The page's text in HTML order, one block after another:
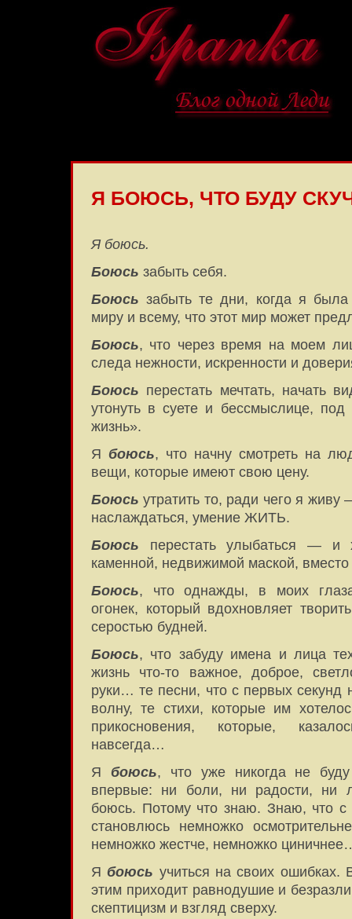
Я БОЮСЬ, ЧТО БУДУ
Я боюсь.
Боюсь забыть себя.
Боюсь забыть те дни, когда я была
миру и всему, что этот мир может
Боюсь, что через время на моем
следа нежности, искренности и
Боюсь перестать мечтать, начать
утонуть в суете и бессмыслице, под
жизнь».
Я боюсь, что начну смотреть на
вещи, которые имеют свою цену.
Боюсь утратить то, ради чего я живу
наслаждаться, умение ЖИТЬ.
Боюсь перестать улыбаться — и
каменной, недвижимой маской,
Боюсь, что однажды, в моих
огонек, который вдохновляет
серостью будней.
Боюсь, что забуду имена и лица
жизнь что-то важное, доброе,
руки… те песни, что с первых
волну, те стихи, которые им
прикосновения, которые,
навсегда…
Я боюсь, что уже никогда не буду
впервые: ни боли, ни радости, ни
боюсь. Потому что знаю. Знаю, что
становлюсь немножко
немножко жестче, немножко
Ябоюсь учиться на своих ошибках.
этим приходит равнодушие и
скептицизм и взгляд сверху.